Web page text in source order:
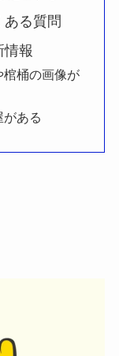
る質問
情報
桶の画像が
ある